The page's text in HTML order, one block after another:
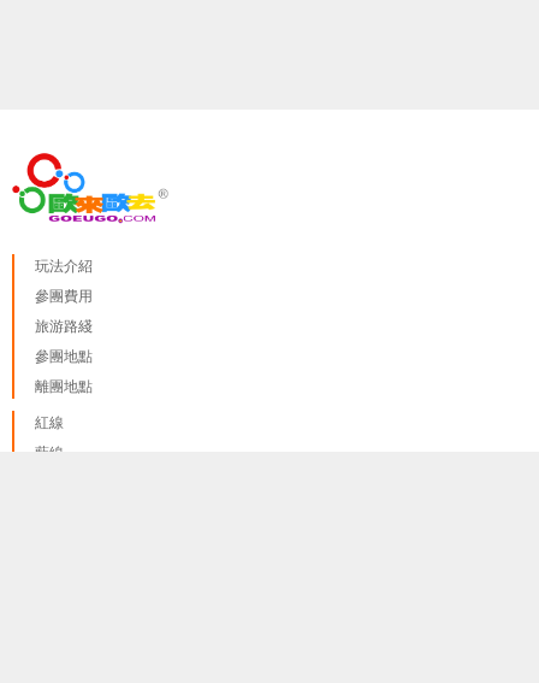
玩法介紹
參團費用
旅游路綫
參團地點
離團地點
紅線
藍線